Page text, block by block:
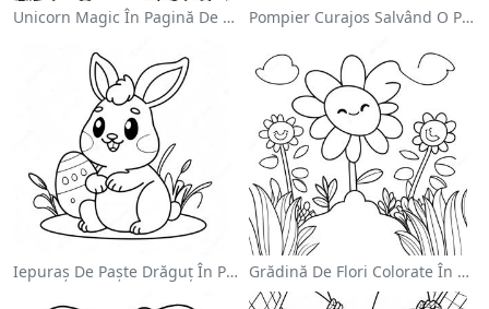
Unicorn Magic În Pagină De Colorat Cu Curcubeu Pompier Curajos Salvând O Pisică - Pagina De Colorat
Iepuraș De Paște Drăguț În Pagină De Colorat Grădină De Flori Colorate În Pagină De Colorat